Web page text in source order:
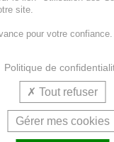
site.
pour votre confiance.
Politique de
Tout refuser
Gérer mes cookies